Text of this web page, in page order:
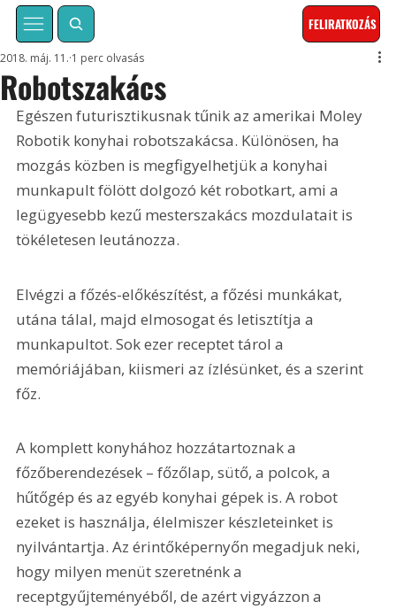
FELIRATKOZÁS
Robotszakács
2018. máj. 11. 1 perc olvasás
Egészen futurisztikusnak tűnik az amerikai Moley
Robotik konyhai robotszakácsa. Különösen, ha
mozgás közben is megfigyelhetjük a konyhai
munkapult fölött dolgozó két robotkart, ami a
legügyesebb kezű mesterszakács mozdulatait is
tökéletesen leutánozza.
Elvégzi a főzés-előkészítést, a főzési munkákat,
utána tálal, majd elmosogat és letisztítja a
munkapultot. Sok ezer receptet tárol a
memóriájában, kiismeri az ízlésünket, és a szerint
főz.
A komplett konyhához hozzátartoznak a
főzőberendezések – főzőlap, sütő, a polcok, a
hűtőgép és az egyéb konyhai gépek is. A robot
ezeket is használja, élelmiszer készleteinket is
nyilvántartja. Az érintőképernyőn megadjuk neki,
hogy milyen menüt szeretnénk a
receptgyűjteményéből, de azért vigyázzon a